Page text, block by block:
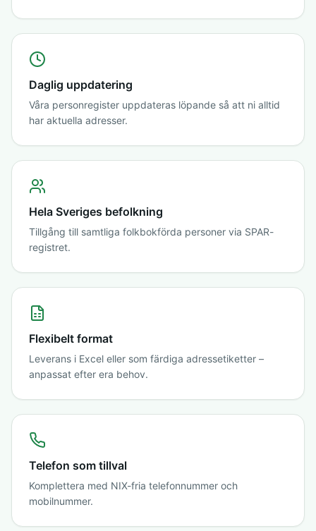
Daglig uppdatering
Våra personregister uppdateras löpande så att ni alltid
har aktuella adresser.
Hela Sveriges befolkning
Tillgång till samtliga folkbokförda personer via SPAR-
registret.
Flexibelt format
Leverans i Excel eller som färdiga adressetiketter –
anpassat efter era behov.
Telefon som tillval
Komplettera med NIX-fria telefonnummer och
mobilnummer.